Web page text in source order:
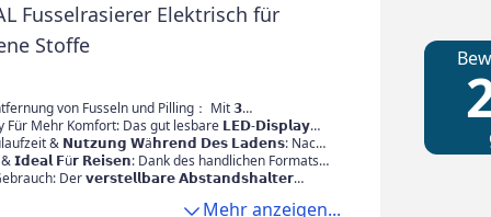
Fusselrasierer Elektrisch für
Stoffe
von Fusseln und Pilling： Mit 𝟯
sich der elektrische
flexibel an verschiedene Stoffe an – ideal für Pullover,
Decken. Die scharfen 6-Klingen entfernen
und effizient
Für Mehr Komfort: Das gut lesbare 𝗟𝗘𝗗-𝗗𝗶𝘀𝗽𝗹𝗮𝘆
𝗔𝗸𝗸𝘂𝘀𝘁𝗮𝗻𝗱 𝗴𝗲𝘄ä𝗵𝗹𝘁𝗲 𝗟𝗲𝗶𝘀𝘁𝘂𝗻𝗴𝘀𝘀𝘁𝘂𝗳𝗲 an.
die integrierte𝗔𝗻𝘇𝗲𝗶𝗴𝗲 𝗯𝗲𝗶 𝗻𝗶𝗲𝗱𝗿𝗶𝗴𝗲𝗺
ans Aufladen, damit die Anwendung nicht
& 𝗡𝘂𝘁𝘇𝘂𝗻𝗴 𝗪ä𝗵𝗿𝗲𝗻𝗱 𝗗𝗲𝘀 𝗟𝗮𝗱𝗲𝗻𝘀: Nach
Aufladen bietet der Fusselentferner 𝗯𝗶𝘀 𝘇𝘂 𝟯
𝗡𝘂𝘁𝘇𝘂𝗻𝗴. Perfekt für mehrere
während des Ladevorgangs verwendet werden
𝗙ü𝗿 𝗥𝗲𝗶𝘀𝗲𝗻: Dank des handlichen Formats
bequem auf Reisen mitnehmen. Die
Der 𝘃𝗲𝗿𝘀𝘁𝗲𝗹𝗹𝗯𝗮𝗿𝗲 𝗔𝗯𝘀𝘁𝗮𝗻𝗱𝘀𝗵𝗮𝗹𝘁𝗲𝗿
Gleichzeitig sorgt der 𝗶𝗻𝘁𝗲𝗴𝗿𝗶𝗲𝗿𝘁𝗲Mehr anzeigen...